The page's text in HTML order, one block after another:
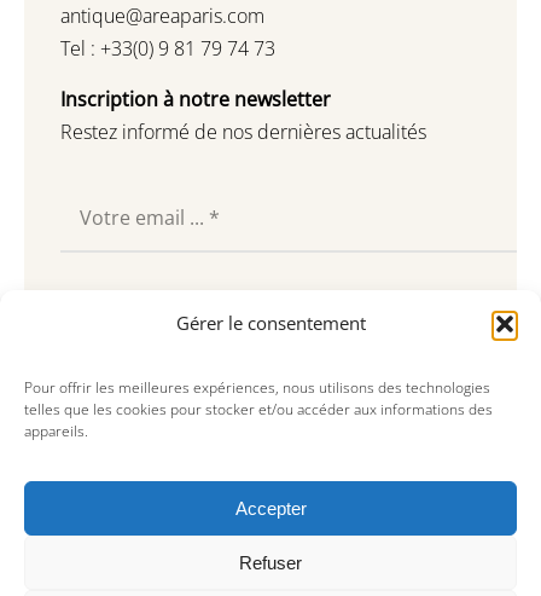
Gérer le consentement
Pour offrir les meilleures expériences, nous utilisons des technologies
telles que les cookies pour stocker et/ou accéder aux informations des
appareils.
Accepter
Refuser
antique@areaparis.com
Tel : +33(0) 9 81 79 74 73
Inscription à notre newsletter
Restez informé de nos dernières actualités
Souscrire